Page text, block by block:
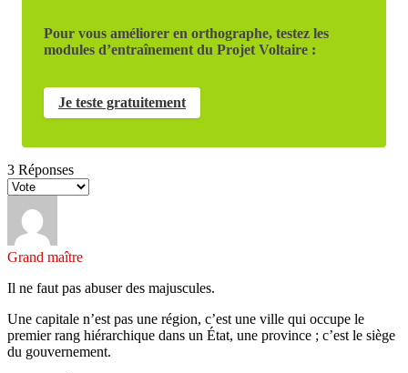
Pour vous améliorer en orthographe, testez les
modules d’entraînement du Projet Voltaire :
Je teste gratuitement
3 Réponses
Grand maître
Il ne faut pas abuser des majuscules.
Une capitale n’est pas une région, c’est une ville qui occupe le
premier rang hiérarchique dans un État, une province ; c’est le siège
du gouvernement.